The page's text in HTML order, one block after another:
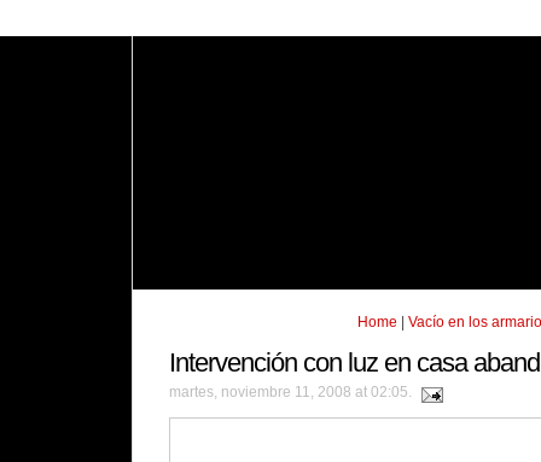
Home | Vacío en los
Intervención con luz en casa
martes, noviembre 11, 2008 at 02:05.